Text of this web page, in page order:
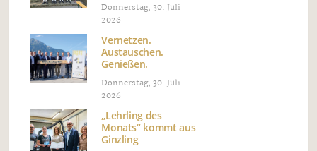
Donnerstag, 30. Juli
2026
Vernetzen.
Austauschen.
Genießen.
Donnerstag, 30. Juli
2026
„Lehrling des
Monats“ kommt aus
Ginzling